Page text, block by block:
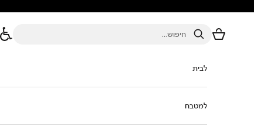
חיפוש
סל הקניות
לבית
למטבח